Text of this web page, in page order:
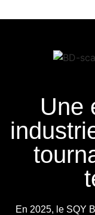
Une
En 2025, le SQY B